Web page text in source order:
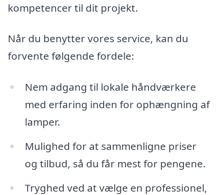
kompetencer til dit projekt.
Når du benytter vores service, kan du
forvente følgende fordele:
Nem adgang til lokale håndværkere
med erfaring inden for ophængning af
lamper.
Mulighed for at sammenligne priser
og tilbud, så du får mest for pengene.
Tryghed ved at vælge en professionel,